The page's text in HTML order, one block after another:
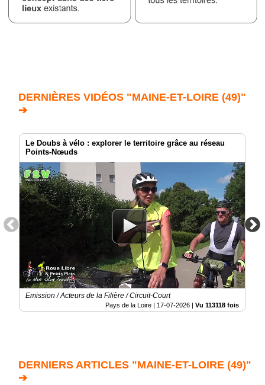
DERNIÈRES VIDÉOS "MAINE-ET-LOIRE (49)"
➔
Le Doubs à vélo : explorer le territoire grâce au réseau
Points-Nœuds
Emission / Acteurs de la Filière / Circuit-Court
Pays de la Loire | 17-07-2026 | Vu 113118 fois
DERNIERS ARTICLES "MAINE-ET-LOIRE (49)"
➔